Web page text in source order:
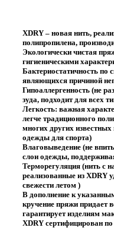
XDRY – новая нить,
полипропилена,
Экологически чистая
гигиеническими
Бактериостатичность по
являющихся причиной
Гипоаллергенность (не
зуда, подходит для всех
Легкость: важная
легче традиционного
многих других
одежды для спорта)
Влаговыведение (не
слои одежды,
Терморегуляция (нить с
реализованные из XDRY
свежести летом )
В дополнение к
кручение пряжи придает
гарантирует изделиям
XDRY сертифицирован